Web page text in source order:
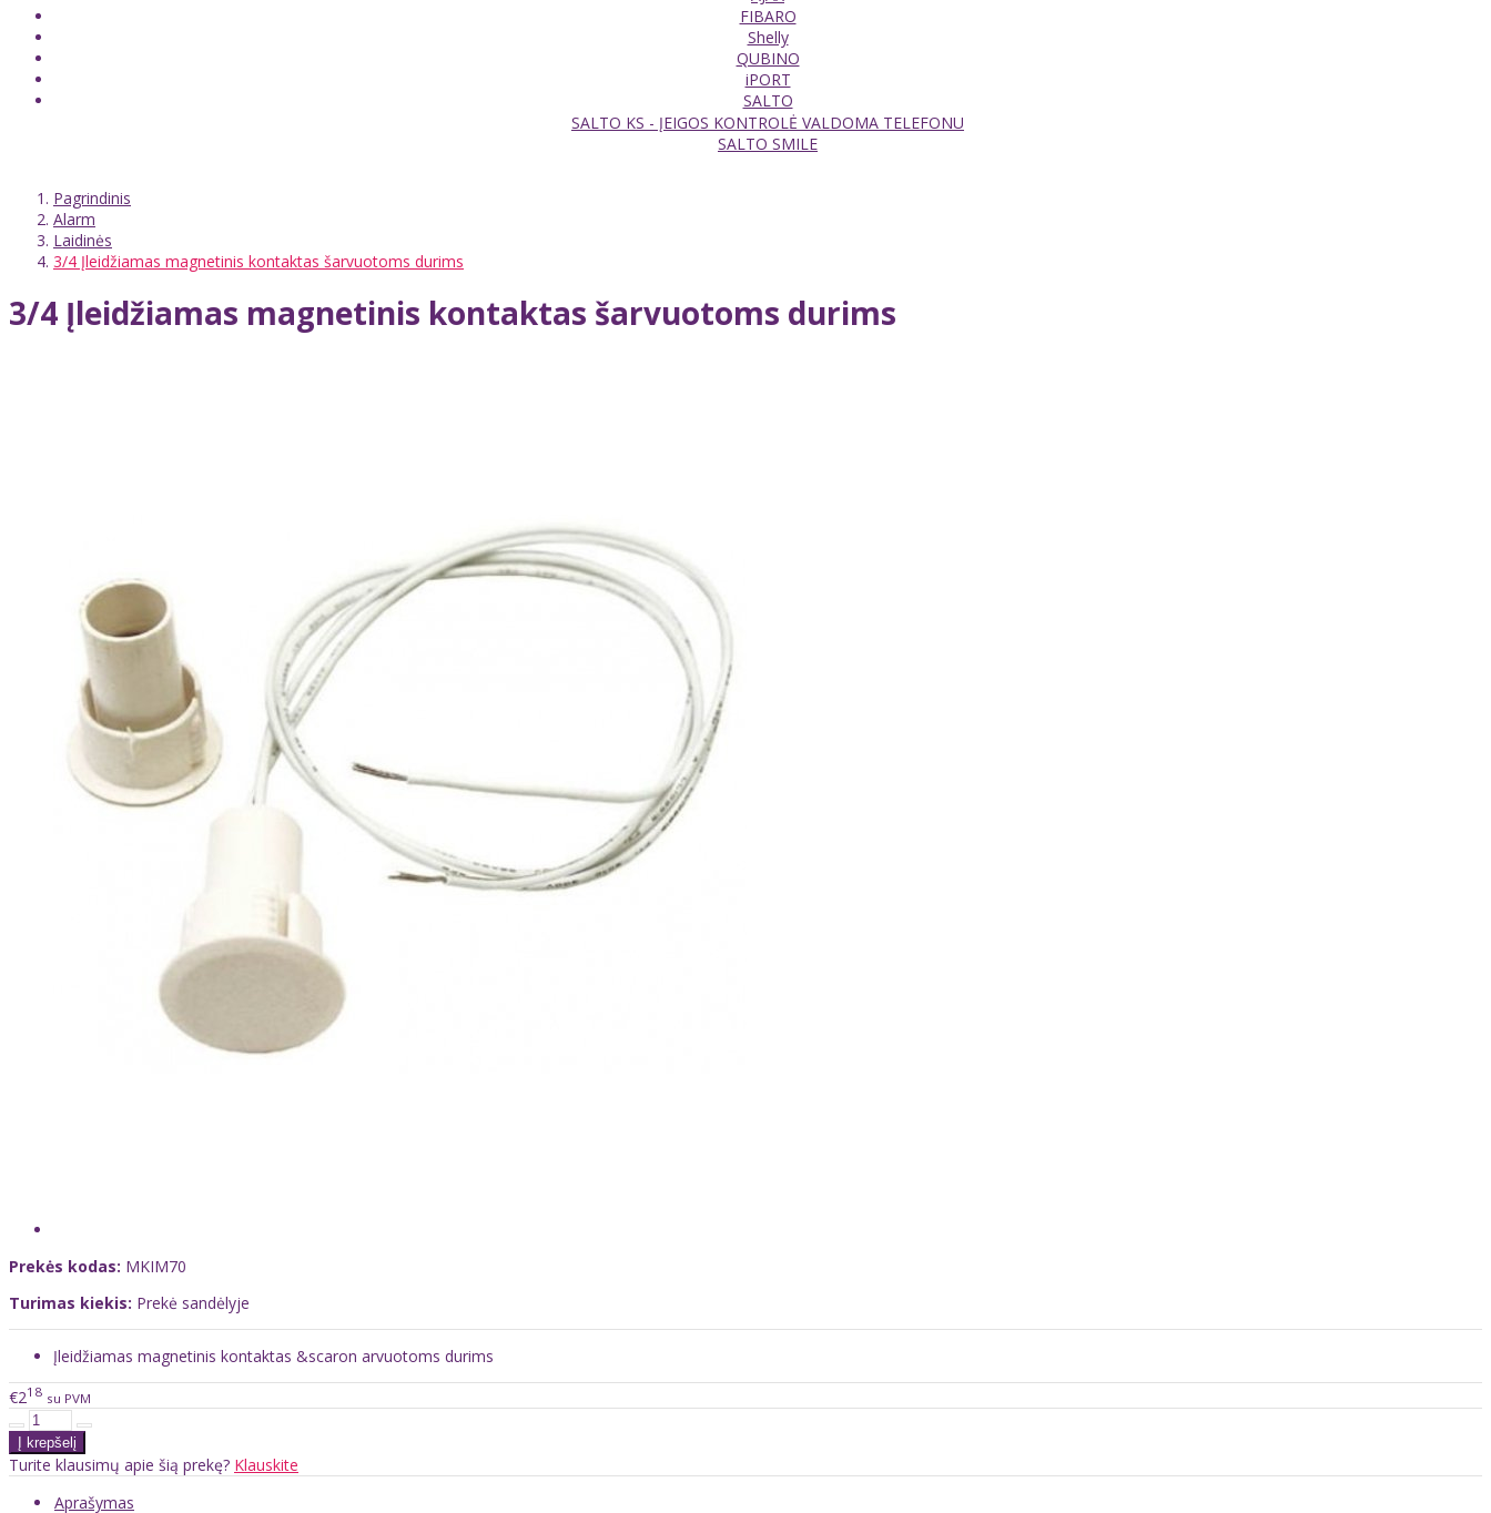
FIBARO
Shelly
QUBINO
iPORT
SALTO
SALTO KS - ĮEIGOS KONTROLĖ VALDOMA TELEFONU
SALTO SMILE
Pagrindinis
Alarm
Laidinės
3/4 Įleidžiamas magnetinis kontaktas šarvuotoms durims
3/4 Įleidžiamas magnetinis kontaktas šarvuotoms durims
Prekės kodas: MKIM70
Turimas kiekis: Prekė sandėlyje
Įleidžiamas magnetinis kontaktas &scaron arvuotoms durims
€218 su PVM
Turite klausimų apie šią prekę? Klauskite
Aprašymas